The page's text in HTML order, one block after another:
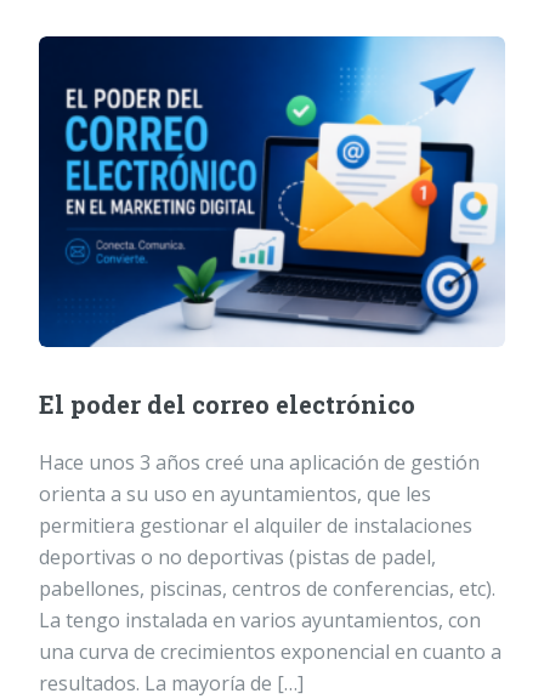
El poder del correo electrónico
Hace unos 3 años creé una aplicación de gestión
orienta a su uso en ayuntamientos, que les
permitiera gestionar el alquiler de instalaciones
deportivas o no deportivas (pistas de padel,
pabellones, piscinas, centros de conferencias, etc).
La tengo instalada en varios ayuntamientos, con
una curva de crecimientos exponencial en cuanto a
resultados. La mayoría de […]